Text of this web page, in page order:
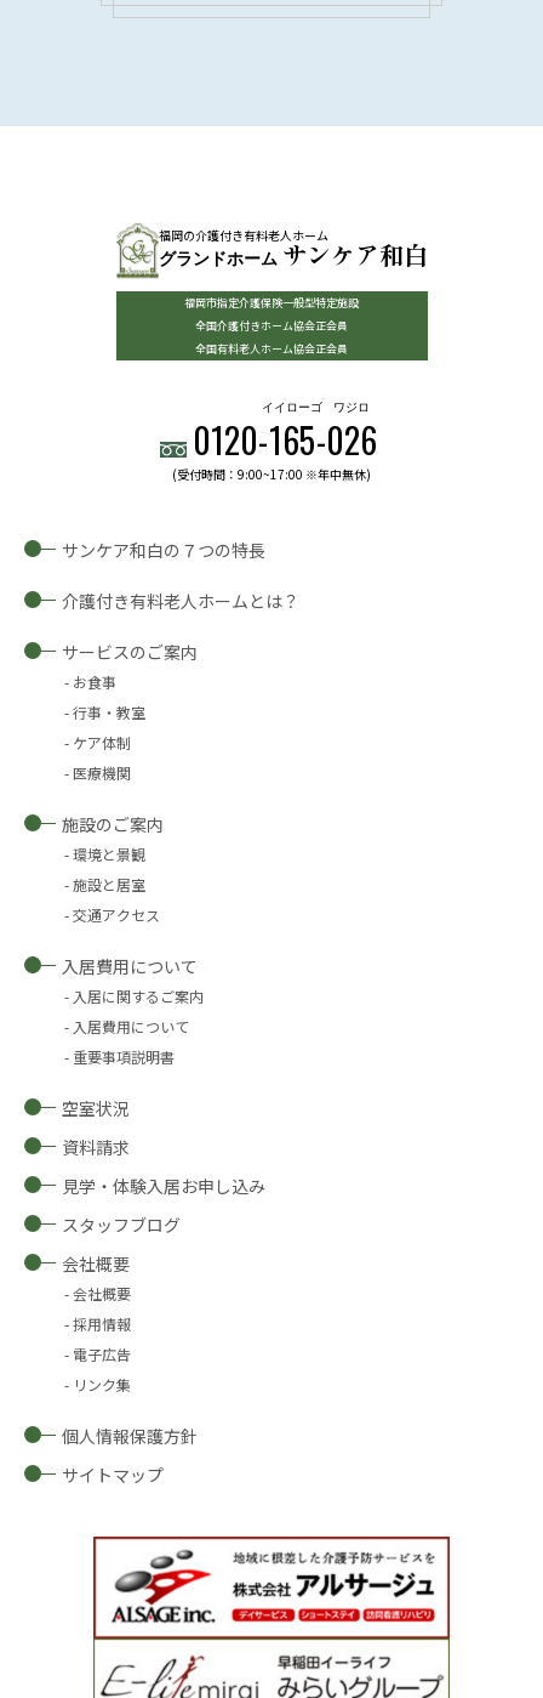
福岡の介護付き有料老人ホーム
グランドホーム サンケア和白
福岡市指定介護保険一般型特定施設
全国介護付きホーム協会正会員
全国有料老人ホーム協会正会員
0120-165
イイローゴ
-026
ワジロ
(受付時間：9:00~17:00 ※年中無休)
サンケア和白の７つの特長
介護付き有料老人ホームとは？
サービスのご案内
お食事
行事・教室
ケア体制
医療機関
施設のご案内
環境と景観
施設と居室
交通アクセス
入居費用について
入居に関するご案内
入居費用について
重要事項説明書
空室状況
資料請求
見学・体験入居お申し込み
スタッフブログ
会社概要
会社概要
採用情報
電子広告
リンク集
個人情報保護方針
サイトマップ